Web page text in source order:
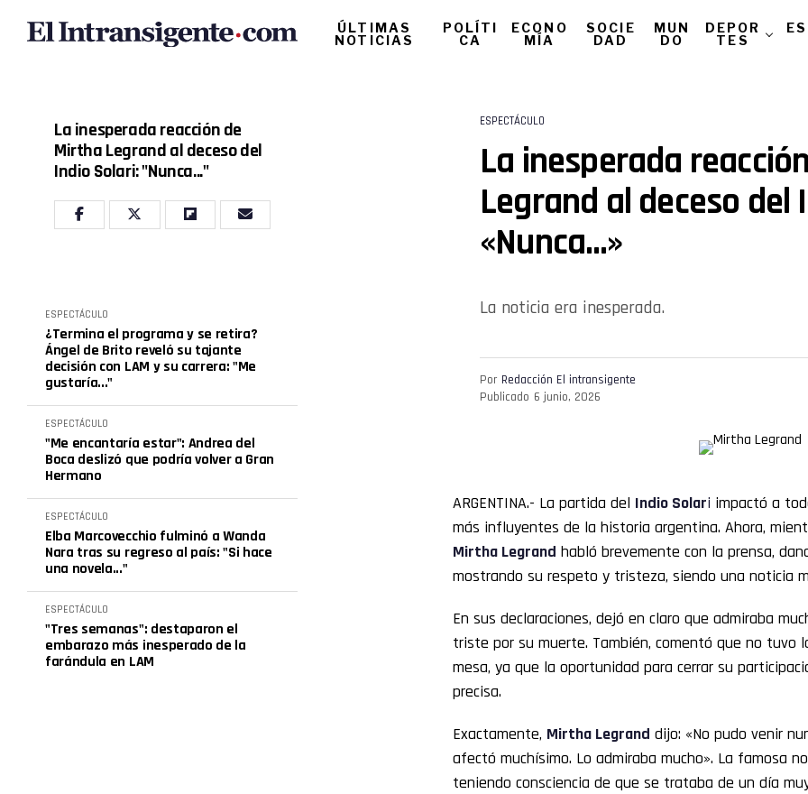
ÚLTIMAS
NOTICIAS
POLÍTI
CA
ECONO
MÍA
SOCIE
DAD
MUN
DO
DEPOR
TES
La inesperada reacción de
Mirtha Legrand al deceso del
Indio Solari: "Nunca..."
ESPECTÁCULO
¿Termina el programa y se retira?
Ángel de Brito reveló su tajante
decisión con LAM y su carrera: "Me
gustaría..."
ESPECTÁCULO
"Me encantaría estar": Andrea del
Boca deslizó que podría volver a Gran
Hermano
ESPECTÁCULO
Elba Marcovecchio fulminó a Wanda
Nara tras su regreso al país: "Si hace
una novela..."
ESPECTÁCULO
"Tres semanas": destaparon el
embarazo más inesperado de la
farándula en LAM
ESPECTÁCULO
La inesperada
Legrand al deceso del
«Nunca…»
La noticia era inesperada.
Por Redacción El intransigente
Publicado 6 junio, 2026
ARGENTINA.- La partida del Indio Solari impactó a
más influyentes de la historia argentina. Ahora,
Mirtha Legrand habló brevemente con la prensa,
mostrando su respeto y tristeza, siendo una noticia
En sus declaraciones, dejó en claro que admiraba
triste por su muerte. También, comentó que no tuvo
mesa, ya que la oportunidad para cerrar su
precisa.
Exactamente, Mirtha Legrand dijo: «No pudo venir
afectó muchísimo. Lo admiraba mucho». La famosa
teniendo consciencia de que se trataba de un día